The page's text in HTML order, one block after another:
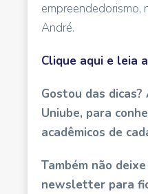
empreendedorismo,
André.
Clique aqui e leia
Gostou das
Uniube, para
acadêmicos de
Também não
newsletter para